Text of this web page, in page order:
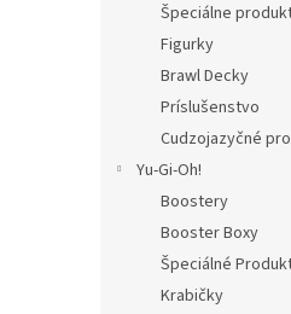
Špeciálne
Figurky
Brawl Decky
Príslušenstvo
Cudzojazyčné
Yu-Gi-Oh!
Boostery
Booster Boxy
Špeciálné
Krabičky